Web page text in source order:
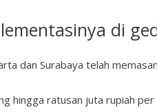
di
dan Surabaya telah
hingga ratusan juta rupiah per